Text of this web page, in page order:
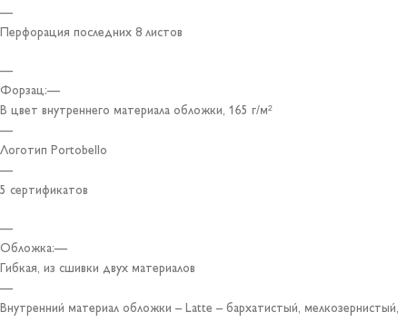
—
Перфорация последних 8 листов
—
Форзац:—
В цвет внутреннего материала обложки, 165 г/м²
—
Логотип Portobello
—
5 сертификатов
—
Обложка:—
Гибкая, из сшивки двух материалов
—
Внутренний материал обложки – Latte – бархатистый, мелкозернистый,